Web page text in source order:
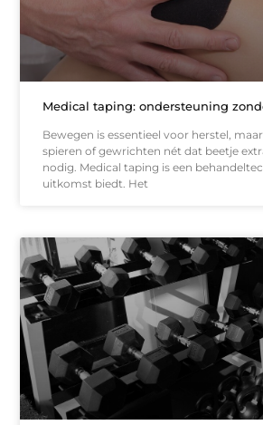
Medical taping: ondersteuning
Bewegen is essentieel voor herstel,
spieren of gewrichten nét dat beetje
nodig. Medical taping is een
uitkomst biedt. Het